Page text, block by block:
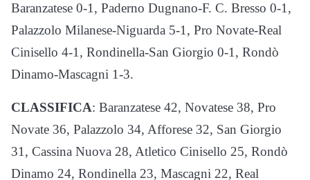
Baranzatese 0-1, Paderno Dugnano-F. C. Bresso 0-1,
Palazzolo Milanese-Niguarda 5-1, Pro Novate-Real
Cinisello 4-1, Rondinella-San Giorgio 0-1, Rondò
Dinamo-Mascagni 1-3.
CLASSIFICA: Baranzatese 42, Novatese 38, Pro
Novate 36, Palazzolo 34, Afforese 32, San Giorgio
31, Cassina Nuova 28, Atletico Cinisello 25, Rondò
Dinamo 24, Rondinella 23, Mascagni 22, Real